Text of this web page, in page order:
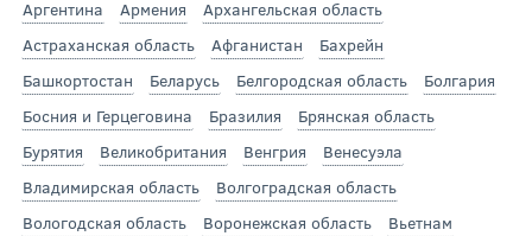
Аргентина
Армения
Архангельская область
Астраханская область
Афганистан
Бахрейн
Башкортостан
Беларусь Белгородская область
Болгария
Босния и Герцеговина
Бразилия
Брянская область
Бурятия
Великобритания Венгрия
Венесуэла
Владимирская область
Волгоградская область
Вологодская область
Воронежская область
Вьетнам